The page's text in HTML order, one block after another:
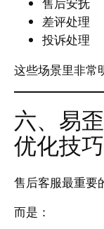
售后安抚
差评处理
投诉处理
这些场景里非常
六、易
优化技巧
售后客服最重要
而是：